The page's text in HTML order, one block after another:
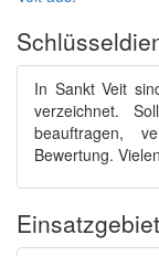
In Sankt Veit
verzeichnet.
beauftragen,
Bewertung.
Einsatzgebiet